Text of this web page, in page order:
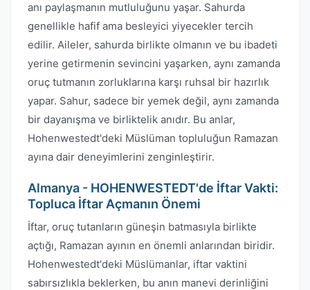
anı paylaşmanın mutluluğunu yaşar. Sahurda
genellikle hafif ama besleyici yiyecekler tercih
edilir. Aileler, sahurda birlikte olmanın ve bu ibadeti
yerine getirmenin sevincini yaşarken, aynı zamanda
oruç tutmanın zorluklarına karşı ruhsal bir hazırlık
yapar. Sahur, sadece bir yemek değil, aynı zamanda
bir dayanışma ve birliktelik anıdır. Bu anlar,
Hohenwestedt'deki Müslüman topluluğun Ramazan
ayına dair deneyimlerini zenginleştirir.
Almanya - HOHENWESTEDT'de İftar Vakti:
Topluca İftar Açmanın Önemi
İftar, oruç tutanların güneşin batmasıyla birlikte
açtığı, Ramazan ayının en önemli anlarından biridir.
Hohenwestedt'deki Müslümanlar, iftar vaktini
sabırsızlıkla beklerken, bu anın manevi derinliğini